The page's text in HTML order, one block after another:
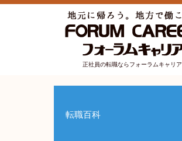
正社員の転職ならフォーラムキャリア
転職百科